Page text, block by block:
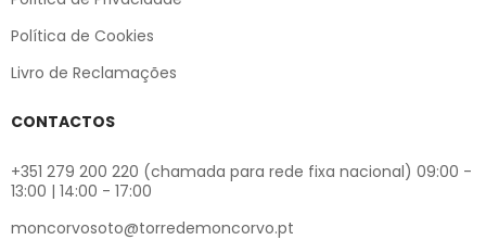
Política de Cookies
Livro de Reclamações
CONTACTOS
+351 279 200 220 (chamada para rede fixa nacional) 09:00 -
13:00 | 14:00 - 17:00
moncorvosoto@torredemoncorvo.pt